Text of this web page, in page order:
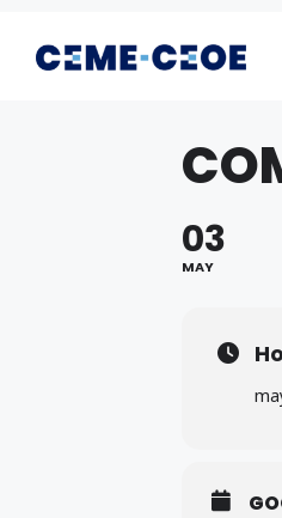
03
MAY